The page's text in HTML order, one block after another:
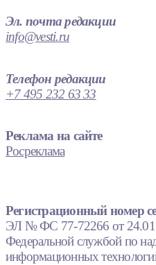
Эл. почта редакции
info@vesti.ru
Телефон редакции
+7 495 232 63 33
Реклама на сайте
Росреклама
Регистрационный номер
ЭЛ № ФС 77-72266 от
Федеральной службой по
информационных